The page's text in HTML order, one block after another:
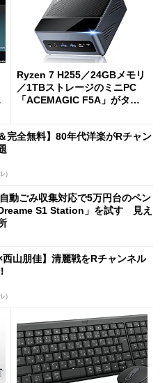
Ryzen 7 H255／24GBメモリ
／1TBストレージのミニPC
「ACEMAGIC F5A」がタイ
完全無料】80年代洋楽がRチャン
）
動ごみ収集対応で5万円台のペン
S1 Station」を試す 見え
西山朋佳】清麗戦をRチャンネル
）